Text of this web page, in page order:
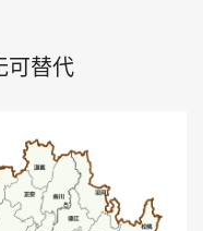
可替代